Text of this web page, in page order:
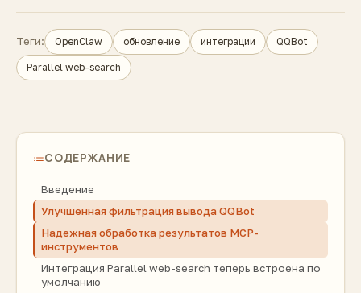
Теги: OpenClaw обновление интеграции QQBot
Parallel web-search
СОДЕРЖАНИЕ
Введение
Улучшенная фильтрация вывода QQBot
Надежная обработка результатов MCP-
инструментов
Интеграция Parallel web-search теперь встроена по
умолчанию